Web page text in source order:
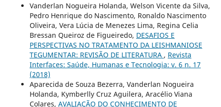
Vanderlan Nogueira Holanda, Welson Vicente da Silva,
Pedro Henrique do Nascimento, Ronaldo Nascimento
Oliveira, Vera Lúcia de Menezes Lima, Regina Celia
Bressan Queiroz de Figueiredo, DESAFIOS E
PERSPECTIVAS NO TRATAMENTO DA LEISHMANIOSE
TEGUMENTAR: REVISÃO DE LITERATURA , Revista
Interfaces: Saúde, Humanas e Tecnologia: v. 6 n. 17
(2018)
Aparecida de Souza Bezerra, Vanderlan Nogueira
Holanda, Kymberlly Cruz Aguilera, Aracélio Viana
Colares, AVALIAÇÃO DO CONHECIMENTO DE